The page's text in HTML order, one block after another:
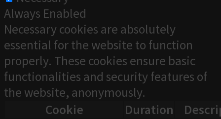
Always Enabled
Necessary cookies are absolutely
essential for the website to function
properly. These cookies ensure basic
functionalities and security features of
the website, anonymously.
Cookie
Duration